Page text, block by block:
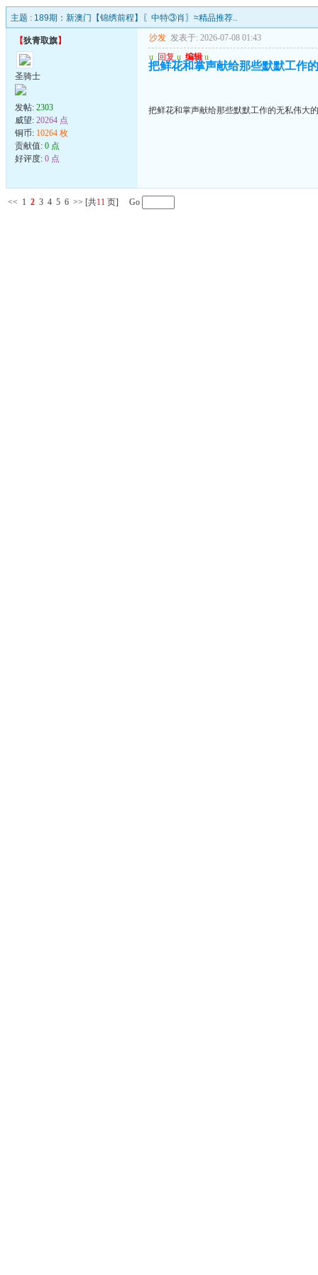
主题 : 189期：新澳门【锦绣前程】〖中特③肖〗≈精品推荐..
【狄青取旗】
圣骑士
发帖: 2303
威望: 20264 点
铜币: 10264 枚
贡献值: 0 点
好评度: 0 点
沙发 发表于: 2026-07-08 01:43
u 回复 u 编辑 u
把鲜花和掌声献给那些默默工作
把鲜花和掌声献给那些默默工作的无私伟大
<< 1 2 3 4 5 6 >> [共11 页] Go